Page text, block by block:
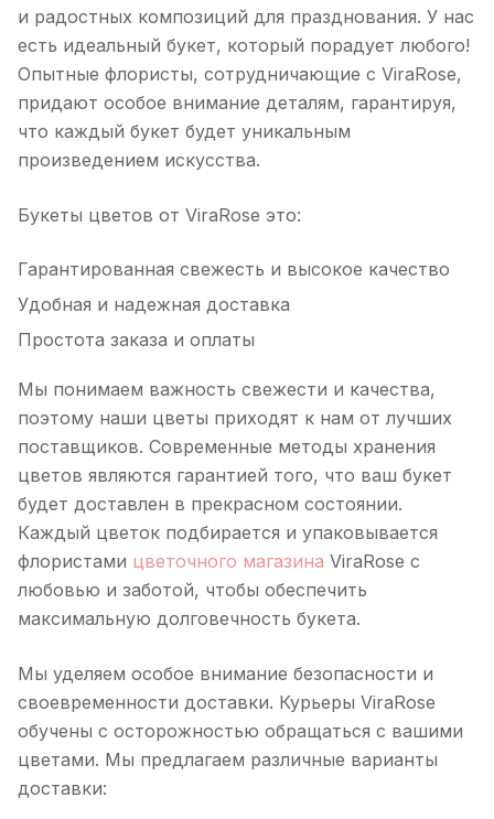
и радостных композиций для празднования. У нас
есть идеальный букет, который порадует любого!
Опытные флористы, сотрудничающие с ViraRose,
придают особое внимание деталям, гарантируя,
что каждый букет будет уникальным
произведением искусства.
Букеты цветов от ViraRose это:
Гарантированная свежесть и высокое качество
Удобная и надежная доставка
Простота заказа и оплаты
Мы понимаем важность свежести и качества,
поэтому наши цветы приходят к нам от лучших
поставщиков. Современные методы хранения
цветов являются гарантией того, что ваш букет
будет доставлен в прекрасном состоянии.
Каждый цветок подбирается и упаковывается
флористами цветочного магазина ViraRose с
любовью и заботой, чтобы обеспечить
максимальную долговечность букета.
Мы уделяем особое внимание безопасности и
своевременности доставки. Курьеры ViraRose
обучены с осторожностью обращаться с вашими
цветами. Мы предлагаем различные варианты
доставки: